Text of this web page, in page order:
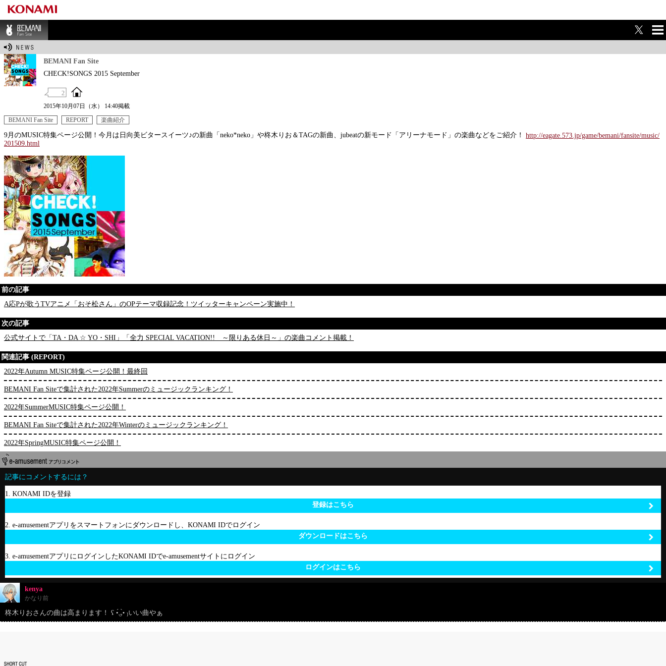
BEMANI Fan Sit
BEMANI Fan Site
CHECK!SONGS 2015 September
2
2015年10月07日（水） 14:40掲載
BEMANI Fan Site
REPORT 楽曲紹介
9月のMUSIC特集ページ公開！今月は日向美ビタースイーツ♪の新曲「neko*neko」や柊木りお＆TAGの新曲、jubeatの新モード「アリーナモード」の楽曲などをご紹介！ http://eagate.573.jp/game/bemani/fansite/music/
201509.html
前の記事
A応Pが歌うTVアニメ「おそ松さん」のOPテーマ収録記念！ツイッターキャンペーン実施中！
次の記事
公式サイトで「TA・DA ☆ YO・SHI」「全力 SPECIAL VACATION!! ～限りある休日～」の楽曲コメント掲載！
関連記事 (REPORT)
2022年Autumn MUSIC特集ページ公開！最終回
BEMANI Fan Siteで集計された2022年Summerのミュージックランキング！
2022年SummerMUSIC特集ページ公開！
BEMANI Fan Siteで集計された2022年Winterのミュージックランキング！
2022年SpringMUSIC特集ページ公開！
記事にコメントするには？
1. KONAMI IDを登録
登録はこちら
2. e-amusementアプリをスマートフォンにダウンロードし、KONAMI IDでログイン
ダウンロードはこちら
3. e-amusementアプリにログインしたKONAMI IDでe-amusementサイトにログイン
ログインはこちら
kenya
かなり前
柊木りおさんの曲は高まります！ ʕ •́؈•̀ ₎いい曲やぁ